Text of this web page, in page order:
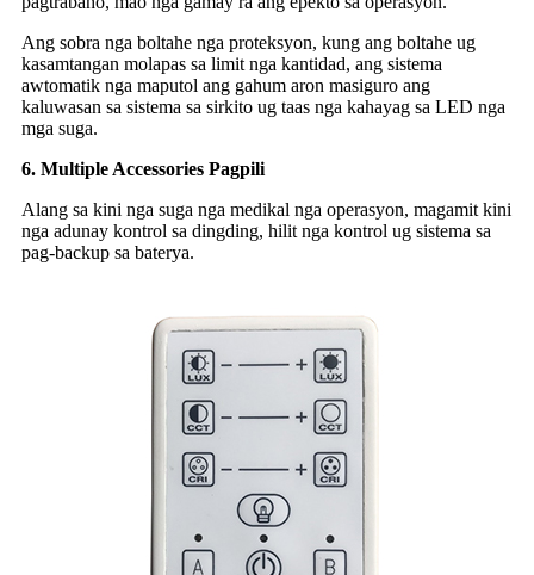
Ang sobra nga boltahe nga proteksyon, kung ang boltahe ug
kasamtangan molapas sa limit nga kantidad, ang sistema
awtomatik nga maputol ang gahum aron masiguro ang
kaluwasan sa sistema sa sirkito ug taas nga kahayag sa LED nga
mga suga.
6. Multiple Accessories Pagpili
Alang sa kini nga suga nga medikal nga operasyon, magamit kini
nga adunay kontrol sa dingding, hilit nga kontrol ug sistema sa
pag-backup sa baterya.